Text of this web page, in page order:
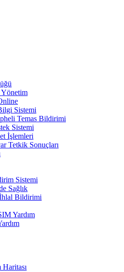
Sistemi
Temas Bildirimi
Sistemi
İşlemleri
Tetkik Sonuçları
Sistemi
Sağlık
Bildirimi
Yardım
Haritası